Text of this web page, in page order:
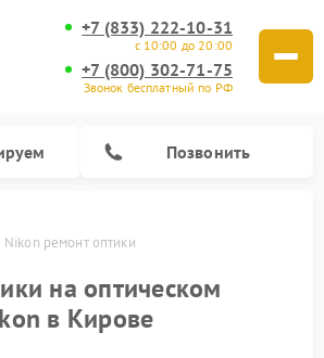
+7 (833) 222-10-31
с 10:00 до 20:00
+7 (800) 302-71-75
Звонок бесплатный по РФ
Позвонить
ремонт оптики
на оптическом
в Кирове